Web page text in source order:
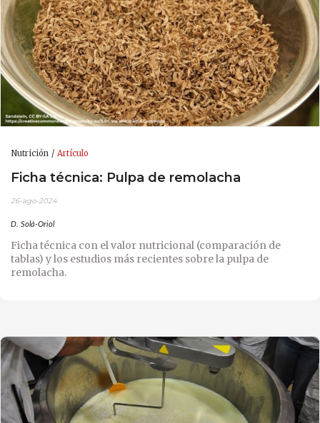
Nutrición Artículo
Ficha técnica: Pulpa de remolacha
26-ago-2024
D. Solà-Oriol
Ficha técnica con el valor nutricional (comparación de
tablas) y los estudios más recientes sobre la pulpa de
remolacha.